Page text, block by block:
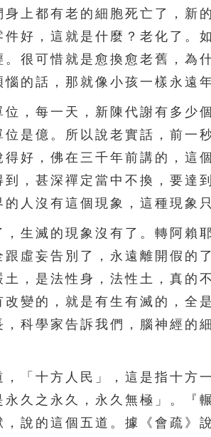
上都有老的細胞死亡了，新
好，這就是什麼？老化了。
很可惜就是愈換愈老舊，為
的話，那就像小孩一樣永遠
每一天，新陳代謝有多少
是億。所以說老實話，前一
好，佛在三千年前講的，這
，甚深禪定當中不換，要達
人沒有這個現象，這種現象
滅的現象沒有了。轉阿賴
虛妄告別了，永遠離開假的
，是法性身，法性土，真的
變的，就是有生有滅的，全
科學家告訴我們，腦神經的
十方人民」，這是指十方
久之永久，永久無極」。『
說的這個五道。據《會疏》